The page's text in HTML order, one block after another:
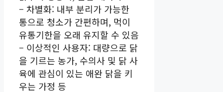
– 차별화: 내부 분리가 가능한
통으로 청소가 간편하며, 먹이
유통기한을 오래 유지할 수 있음
– 이상적인 사용자: 대량으로 닭
을 기르는 농가, 수의사 및 닭 사
육에 관심이 있는 애완 닭을 키
우는 가정 등